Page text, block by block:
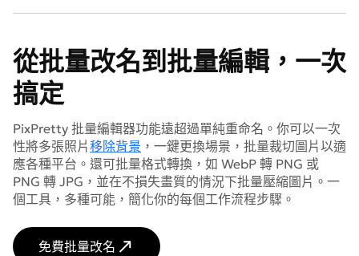
從批量改名到批量編輯，一次
搞定
PixPretty 批量編輯器功能遠超過單純重命名。你可以一次
性將多張照片移除背景 ，一鍵更換場景，批量裁切圖片以適
應各種平台。還可批量格式轉換，如 WebP 轉 PNG 或
PNG 轉 JPG，並在不損失畫質的情況下批量壓縮圖片。一
個工具，多種可能，簡化你的每個工作流程步驟。
免費批量改名